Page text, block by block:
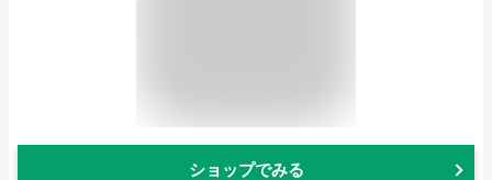
ショップでみる